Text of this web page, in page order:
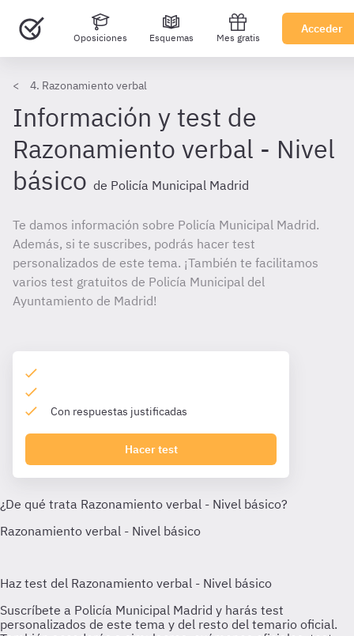
Oposiciones Esquemas Mes gratis
Acceder
4. Razonamiento verbal
Información y test de
Razonamiento verbal - Nivel
básico de Policía Municipal Madrid
Te damos información sobre Policía Municipal Madrid.
Además, si te suscribes, podrás hacer test
personalizados de este tema. ¡También te facilitamos
varios test gratuitos de Policía Municipal del
Ayuntamiento de Madrid!
Con respuestas justificadas
Hacer test